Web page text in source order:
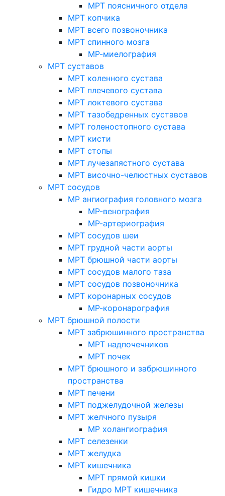
МРТ поясничного отдела
МРТ копчика
МРТ всего позвоночника
МРТ спинного мозга
МР-миелография
МРТ суставов
МРТ коленного сустава
МРТ плечевого сустава
МРТ локтевого сустава
МРТ тазобедренных суставов
МРТ голеностопного сустава
МРТ кисти
МРТ стопы
МРТ лучезапястного сустава
МРТ височно-челюстных суставов
МРТ сосудов
МР ангиография головного мозга
МР-венография
МР-артериография
МРТ сосудов шеи
МРТ грудной части аорты
МРТ брюшной части аорты
МРТ сосудов малого таза
МРТ сосудов позвоночника
МРТ коронарных сосудов
МР-коронарография
МРТ брюшной полости
МРТ забрюшинного пространства
МРТ надпочечников
МРТ почек
МРТ брюшного и забрюшинного
пространства
МРТ печени
МРТ поджелудочной железы
МРТ желчного пузыря
МР холангиография
МРТ селезенки
МРТ желудка
МРТ кишечника
МРТ прямой кишки
Гидро МРТ кишечника